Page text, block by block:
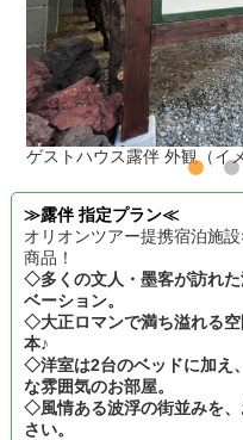
ゲストハウス露伴 外観（イ
≫露伴 指定プラン≪
オリオンツアー提携宿泊施
商品！
◇多くの文人・墨客が訪れ
ベーション。
◇大正ロマンで満ち溢れる
本♪
◇洋室は2台のベッドに加え
な雰囲気のお部屋。
◇風情ある波浮の街並みを
さい。